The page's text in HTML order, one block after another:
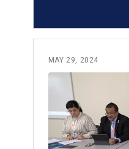
solutions de
MAY 29, 2024